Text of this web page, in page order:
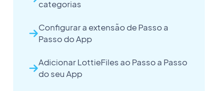
categorias
Configurar a extensão de Passo a
Passo do App
Adicionar LottieFiles ao Passo a Passo
do seu App